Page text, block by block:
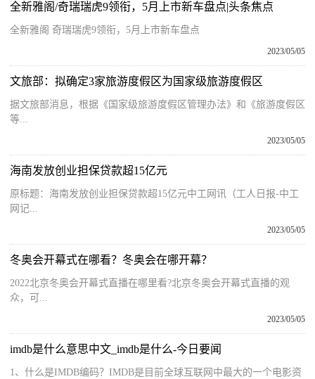
全新雅阁/奇瑞瑞虎9领衔，5月上市新车盘点|头条焦点
全新雅阁 奇瑞瑞虎9领衔，5月上市新车盘点
2023/05/05
文旅部：拟确定3家旅游度假区为国家级旅游度假区
据文旅部消息，根据《国家级旅游度假区管理办法》和《旅游度假区
等...
2023/05/05
海南发放创业担保贷款超15亿元
原标题：海南发放创业担保贷款超15亿元中工网讯（工人日报-中工
网记...
2023/05/05
冬奥会开幕式在哪看？冬奥会在哪开幕？
2022北京冬奥会开幕式直播在哪里看?北京冬奥会开幕式直播的观
众，可...
2023/05/05
imdb是什么意思中文_imdb是什么-今日要闻
1、什么是IMDB编码？IMDB是目前全球互联网中最大的一个电影资